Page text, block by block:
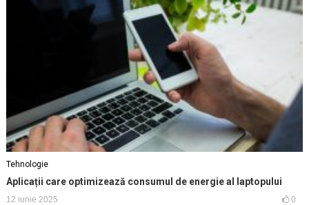
Tehnologie
Aplicații care optimizează consumul de energie al laptopului
12 iunie 2025 0